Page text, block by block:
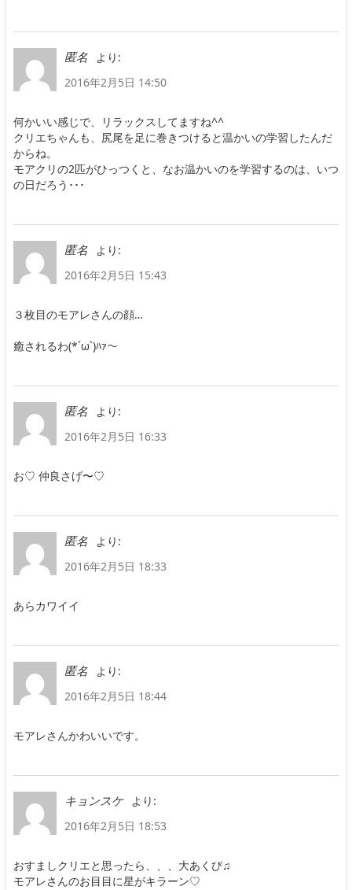
匿名
より:
2016年2月5日 14:50
何かいい感じで、リラックスしてますね^^
クリエちゃんも、尻尾を足に巻きつけると温かいの学習したんだ
からね。
モアクリの2匹がひっつくと、なお温かいのを学習するのは、いつ
の日だろう･･･
匿名
より:
2016年2月5日 15:43
３枚目のモアレさんの顔…
癒されるわ(*´ω`)ﾊｧ～
匿名
より:
2016年2月5日 16:33
お♡ 仲良さげ〜♡
匿名
より:
2016年2月5日 18:33
あらカワイイ
匿名
より:
2016年2月5日 18:44
モアレさんかわいいです。
キョンスケ
より:
2016年2月5日 18:53
おすましクリエと思ったら、、、大あくび♫
モアレさんのお目目に星がキラーン♡